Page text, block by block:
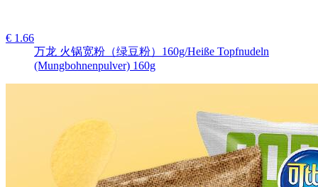
€ 1.66
万龙 火锅宽粉（绿豆粉）160g/Heiße Topfnudeln
(Mungbohnenpulver) 160g